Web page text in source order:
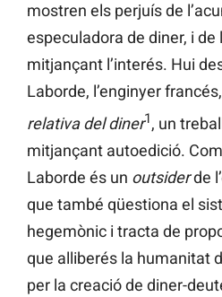
mostren els perjuís de
especuladora de diner, i
mitjançant l’interés. Hui
Laborde, l’enginyer
relativa del diner1, un
mitjançant autoedició.
Laborde és un outsiderde
que també qüestiona el
hegemònic i tracta de
que alliberés la humanitat
per la creació de diner-